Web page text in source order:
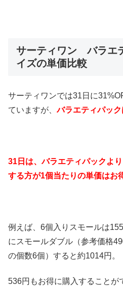
サーティワン バラエ
イズの単価比較
サーティワンでは31日に
ていますが、バラエティパッ
31日は、バラエティパックよ
する方が1個当たりの単価はお
例えば、6個入りスモールは
にスモールダブル（参考価格
の個数6個）すると約1014円。
536円もお得に購入することが